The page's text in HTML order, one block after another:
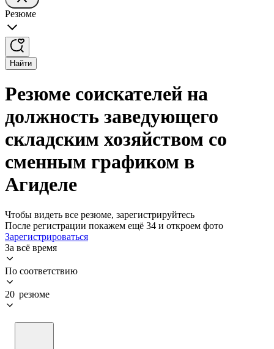
Резюме
Найти
Резюме соискателей на
должность заведующего
складским хозяйством со
сменным графиком в
Агиделе
Чтобы видеть все резюме, зарегистрируйтесь
После регистрации покажем ещё 34 и откроем фото
Зарегистрироваться
За всё время
По соответствию
20 резюме